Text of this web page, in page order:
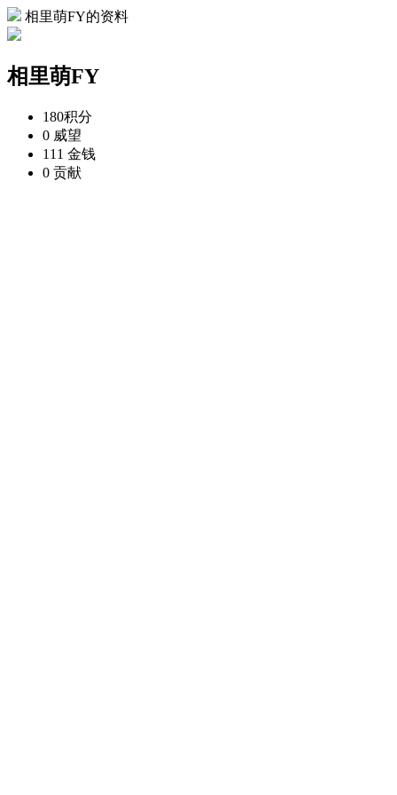
相里萌FY的资料
相里萌FY
180积分
0 威望
111 金钱
0 贡献